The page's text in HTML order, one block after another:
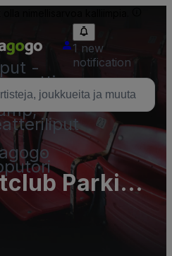
-
1 new
notification
Parking